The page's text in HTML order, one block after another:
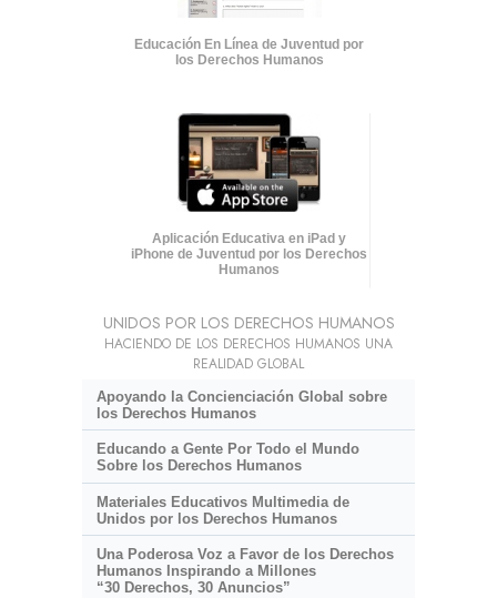
Educación En Línea de Juventud por
los Derechos Humanos
Aplicación Educativa en iPad y
iPhone de Juventud por los Derechos
Humanos
UNIDOS POR LOS DERECHOS HUMANOS
HACIENDO DE LOS DERECHOS HUMANOS UNA
REALIDAD GLOBAL
Apoyando la Concienciación Global sobre
los Derechos Humanos
Educando a Gente Por Todo el Mundo
Sobre los Derechos Humanos
Materiales Educativos Multimedia de
Unidos por los Derechos Humanos
Una Poderosa Voz a Favor de los Derechos
Humanos Inspirando a Millones
“30 Derechos, 30 Anuncios”